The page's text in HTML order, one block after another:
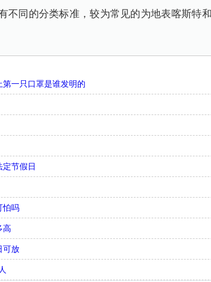
不同的分类标准，较为常见的为地表喀斯特
一只口罩是谁发明的
节假日
怕吗
高
可放